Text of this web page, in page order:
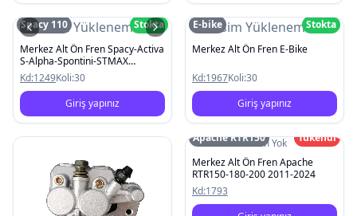
Resim Yüklenemedi
Spacy 110
Stokta
Merkez Alt Ön Fren Spacy-Activa
S-Alpha-Spontini-STMAX
Kobra2000
Kd:1249Koli:30
Giriş yapınız
Resim Yüklenemedi
E-bike
Stokta
Merkez Alt Ön Fren E-Bike
Kd:1967Koli:30
Giriş yapınız
Resim Yok
Apache RTR150
Tükendi
Merkez Alt Ön Fren Apache
RTR150-180-200 2011-2024
Kd:1793